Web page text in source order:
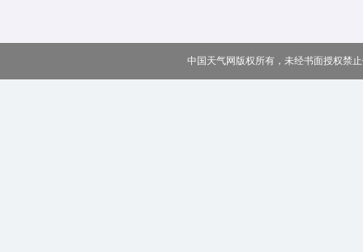
中国天气网版权所有，未经书面授权